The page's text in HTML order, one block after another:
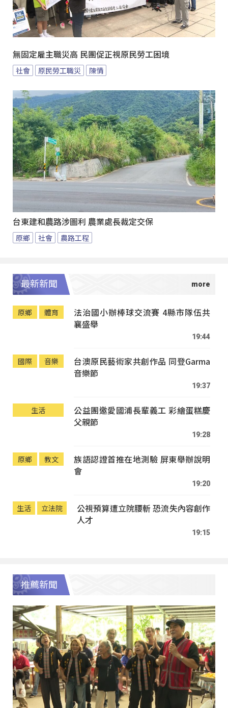
無固定雇主職災高 民團促正視原民勞工困境
社會 原民勞工職災 陳情
台東建和農路涉圖利 農業處長裁定交保
原鄉 社會 農路工程
最新新聞
原鄉 體育
法治國小辦棒球交流賽 4縣市隊伍共
襄盛舉
19:44
國際 音樂
台澳原民藝術家共創作品 同登Garma
音樂節
19:37
生活
公益團邀愛國浦長輩義工 彩繪蛋糕慶
父親節
19:28
原鄉 教文
族語認證首推在地測驗 屏東舉辦說明
會
19:20
生活 立法院
公視預算遭立院腰斬 恐流失內容創作
人才
19:15
推薦新聞